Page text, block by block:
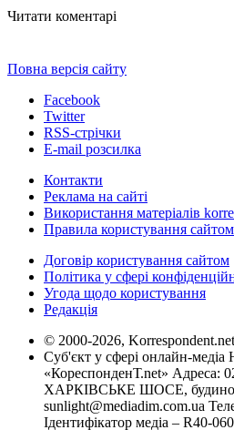
Читати коментарі
Повна версія сайту
Facebook
Twitter
RSS-стрічки
E-mail розсилка
Контакти
Реклама на сайті
Використання матеріалів
Правила користування сайтом
Договір користування сайтом
Політика у сфері
Угода щодо користування
Редакція
© 2000-2026, Korrespondent.net
Суб'єкт у сфері онлайн-медіа
«КореспонденТ.net» Адреса:
ХАРКІВСЬКЕ ШОСЕ, будинок
sunlight@mediadim.com.ua
Ідентифікатор медіа – R40-